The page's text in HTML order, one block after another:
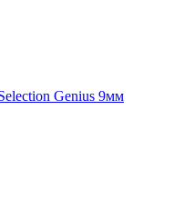
Genius 9мм